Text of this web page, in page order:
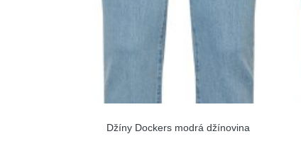
Džíny Dockers modrá džínovina